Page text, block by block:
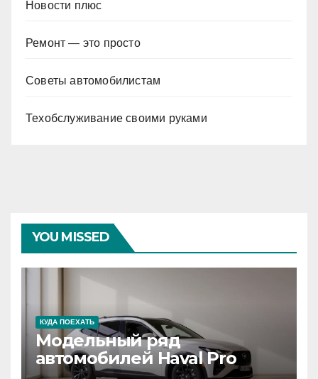
Новости плюс
Ремонт — это просто
Советы автомобилистам
Техобслуживание своими руками
YOU MISSED
КУДА ПОЕХАТЬ
Модельный ряд
автомобилей Haval Pro